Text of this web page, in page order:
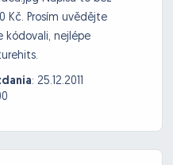
Kč. Prosím uvědějte
kódovali, nejlépe
: 25.12.2011